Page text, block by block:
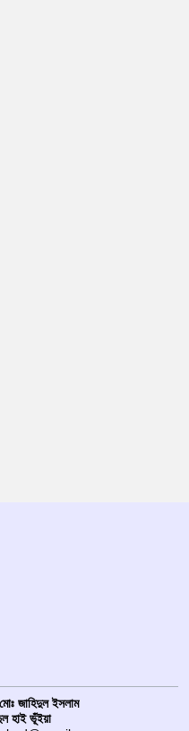
জাহিদুল ইসলাম
হাই ভূঁইয়া